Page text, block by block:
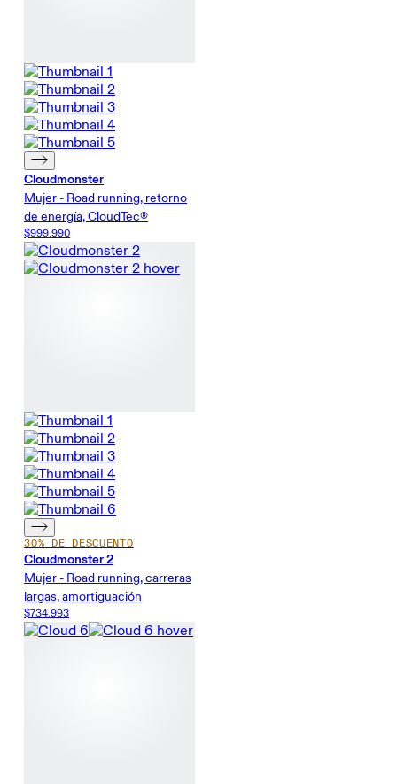
Cloudmonster
Mujer - Road running, retorno
de energía, CloudTec®
$999.990
30% DE DESCUENTO
Cloudmonster 2
Mujer - Road running, carreras
largas, amortiguación
$734.993